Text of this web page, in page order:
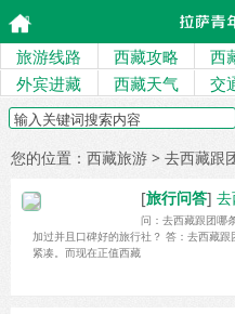
旅游线路 西藏攻略 西
外宾进藏
西藏天气 交
您的位置： 西藏旅游 > 去西藏跟
[旅行问答] 去
问：去西藏跟团哪
加过并且口碑好的旅行社？ 答：去西藏
紧凑。而现在正值西藏